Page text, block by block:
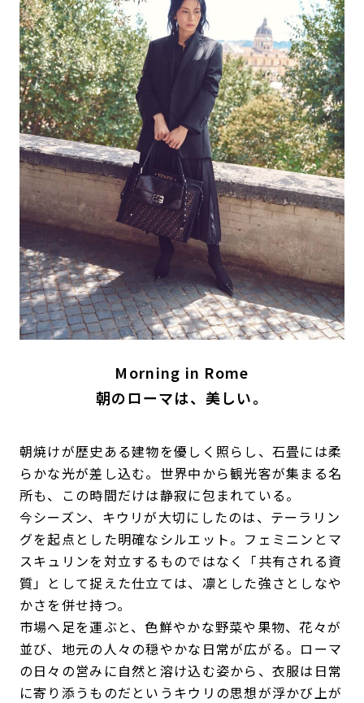
Morning in Rome
朝のローマは、美しい。
朝焼けが歴史ある建物を優しく照らし、石畳には柔
らかな光が差し込む。世界中から観光客が集まる名
所も、この時間だけは静寂に包まれている。
今シーズン、キウリが大切にしたのは、テーラリン
グを起点とした明確なシルエット。フェミニンとマ
スキュリンを対立するものではなく「共有される資
質」として捉えた仕立ては、凛とした強さとしなや
かさを併せ持つ。
市場へ足を運ぶと、色鮮やかな野菜や果物、花々が
並び、地元の人々の穏やかな日常が広がる。ローマ
の日々の営みに自然と溶け込む姿から、衣服は日常
に寄り添うものだというキウリの思想が浮かび上が